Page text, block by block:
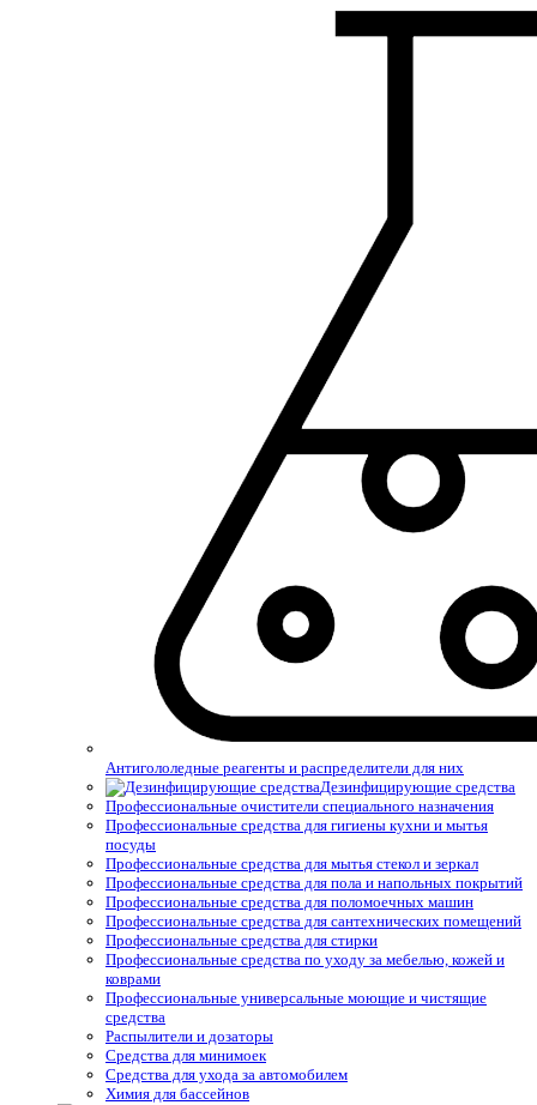
Антигололедные реагенты и распределители для них
Дезинфицирующие средства
Профессиональные очистители специального назначения
Профессиональные средства для гигиены кухни и мытья
посуды
Профессиональные средства для мытья стекол и зеркал
Профессиональные средства для пола и напольных покрытий
Профессиональные средства для поломоечных машин
Профессиональные средства для сантехнических помещений
Профессиональные средства для стирки
Профессиональные средства по уходу за мебелью, кожей и
коврами
Профессиональные универсальные моющие и чистящие
средства
Распылители и дозаторы
Средства для минимоек
Средства для ухода за автомобилем
Химия для бассейнов